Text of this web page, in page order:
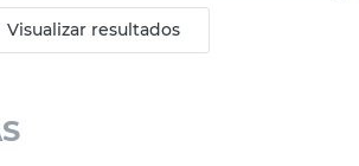
Visualizar resultados